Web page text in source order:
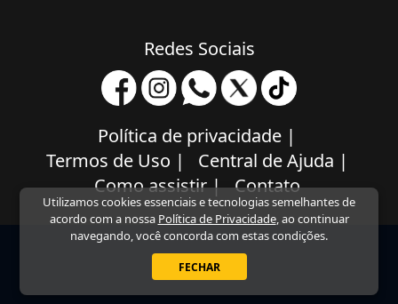
Utilizamos cookies essenciais e tecnologias semelhantes de
acordo com a nossa Política de Privacidade, ao continuar
navegando, você concorda com estas condições.
FECHAR
Redes Sociais
Política de privacidade |
Termos de Uso | Central de Ajuda |
Como assistir| Contato